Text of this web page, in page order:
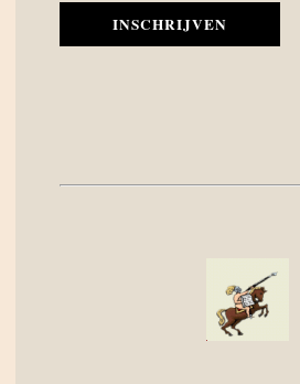
INSCHRIJVEN